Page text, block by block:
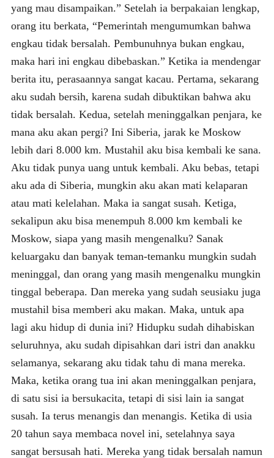
yang mau disampaikan.” Setelah ia berpakaian lengkap,
orang itu berkata, “Pemerintah mengumumkan bahwa
engkau tidak bersalah. Pembunuhnya bukan engkau,
maka hari ini engkau dibebaskan.” Ketika ia mendengar
berita itu, perasaannya sangat kacau. Pertama, sekarang
aku sudah bersih, karena sudah dibuktikan bahwa aku
tidak bersalah. Kedua, setelah meninggalkan penjara, ke
mana aku akan pergi? Ini Siberia, jarak ke Moskow
lebih dari 8.000 km. Mustahil aku bisa kembali ke sana.
Aku tidak punya uang untuk kembali. Aku bebas, tetapi
aku ada di Siberia, mungkin aku akan mati kelaparan
atau mati kelelahan. Maka ia sangat susah. Ketiga,
sekalipun aku bisa menempuh 8.000 km kembali ke
Moskow, siapa yang masih mengenalku? Sanak
keluargaku dan banyak teman-temanku mungkin sudah
meninggal, dan orang yang masih mengenalku mungkin
tinggal beberapa. Dan mereka yang sudah seusiaku juga
mustahil bisa memberi aku makan. Maka, untuk apa
lagi aku hidup di dunia ini? Hidupku sudah dihabiskan
seluruhnya, aku sudah dipisahkan dari istri dan anakku
selamanya, sekarang aku tidak tahu di mana mereka.
Maka, ketika orang tua ini akan meninggalkan penjara,
di satu sisi ia bersukacita, tetapi di sisi lain ia sangat
susah. Ia terus menangis dan menangis. Ketika di usia
20 tahun saya membaca novel ini, setelahnya saya
sangat bersusah hati. Mereka yang tidak bersalah namun